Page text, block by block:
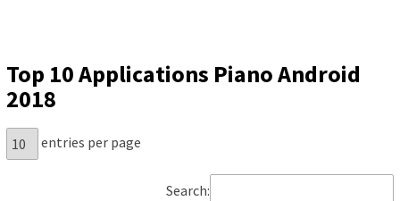
Top 10 Applications Piano Android
2018
entries per page
Search: